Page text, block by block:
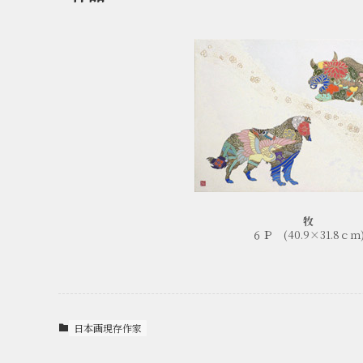
牧
６Ｐ (40.9×31.8ｃｍ
日本画現存作家